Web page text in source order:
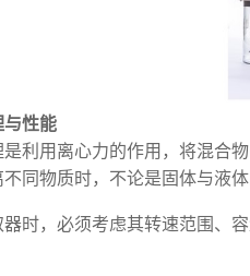
与性能
利用离心力的作用，将混合
同物质时，不论是固体与液
时，必须考虑其转速范围、